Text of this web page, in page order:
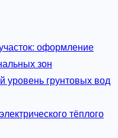
оформление
зон
уровень грунтовых вод
тёплого